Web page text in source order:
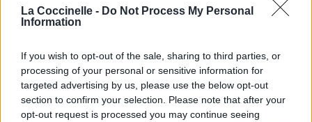
La Coccinelle - Do Not Process My Personal
Information
If you wish to opt-out of the sale, sharing to third parties, or
processing of your personal or sensitive information for
targeted advertising by us, please use the below opt-out
section to confirm your selection. Please note that after your
opt-out request is processed you may continue seeing
Commentaires